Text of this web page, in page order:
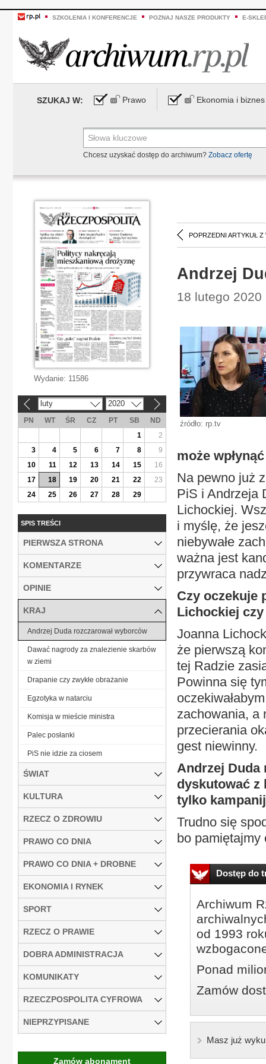
SZKOLENIA I KONFERENCJE POZNAJ NASZE PRODUKTY E-
SZUKAJ W: Prawo Ekonomia i biznes
Chcesz uzyskać dostęp do archiwum? Zobacz ofertę
POPRZEDNI ARTYKUŁ Z
Andrzej
18 lutego 2020
źródło: rp.tv
może
Na pewno już
PiS i Andrzeja
Lichockiej.
i myślę, że
niebywałe
ważna jest
przywraca
Czy oczekuje
Lichockiej
Joanna
że pierwszą
tej Radzie
Powinna się
zachowania, a
przecierania
gest niewinny.
Andrzej Duda
dyskutować z
tylko
Trudno się
bo pamiętajmy
Dostęp do
Archiwum
od 1993
Ponad
Zamów
Masz już
Wydanie: 11586
luty 2020
PN WT ŚR CZ PT SB
ND
1
2
3
4 5 6 7 8
9
10
11 12 13 14 15
16
17
18 19 20 21 22
23
24
25 26 27 28 29
SPIS TREŚCI
PIERWSZA STRONA
KOMENTARZE
OPINIE
KRAJ
Andrzej Duda rozczarował wyborców
Dawać nagrody za znalezienie skarbów
w ziemi
Drapanie czy zwykłe obrażanie
Egzotyka w natarciu
Komisja w mieście ministra
Palec posłanki
PiS nie idzie za ciosem
ŚWIAT
KULTURA
RZECZ O ZDROWIU
PRAWO CO DNIA
PRAWO CO DNIA + DROBNE
EKONOMIA I RYNEK
SPORT
RZECZ O PRAWIE
DOBRA ADMINISTRACJA
KOMUNIKATY
RZECZPOSPOLITA CYFROWA
NIEPRZYPISANE
Zamów abonament